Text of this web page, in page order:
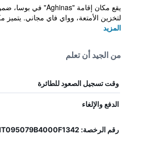
لتخزين الأمتعة، وواي فاي مجاني. يتميز
المزيد
من الجيد أن تعلم
وقت تسجيل الصعود للطائرة
الدفع والإلغاء
رقم الرخصة: F1342, IT095079B4000F1342, IT095079B4000F1342